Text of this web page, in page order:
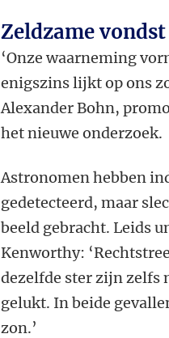
Zeldzame vondst
‘Onze waarneming
enigszins lijkt op ons
Alexander Bohn,
het nieuwe onderzoek.
Astronomen hebben
gedetecteerd, maar
beeld gebracht. Leids
Kenworthy:
dezelfde ster zijn zelfs
gelukt. In beide
zon.’